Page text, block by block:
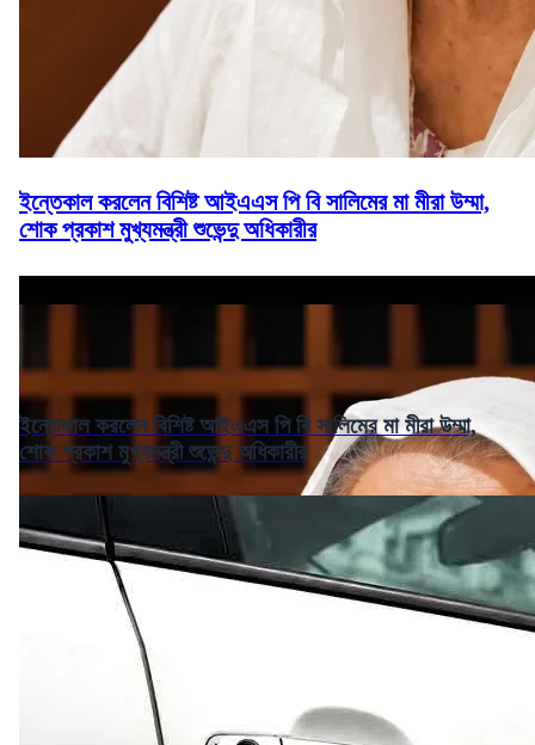
ইন্তেকাল করলেন বিশিষ্ট আইএএস পি বি সালিমের মা মীরা উম্মা,
শোক প্রকাশ মুখ্যমন্ত্রী শুভেন্দু অধিকারীর
ইন্তেকাল করলেন বিশিষ্ট আইএএস পি বি সালিমের মা মীরা উম্মা,
শোক প্রকাশ মুখ্যমন্ত্রী শুভেন্দু অধিকারীর